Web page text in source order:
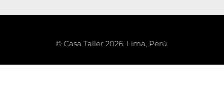
© Casa Taller 2026. Lima, Perú.